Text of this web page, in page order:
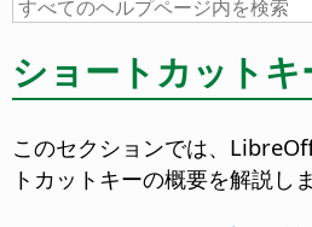
ショートカットキ
このセクションでは、
トカットキーの概要を解説しま